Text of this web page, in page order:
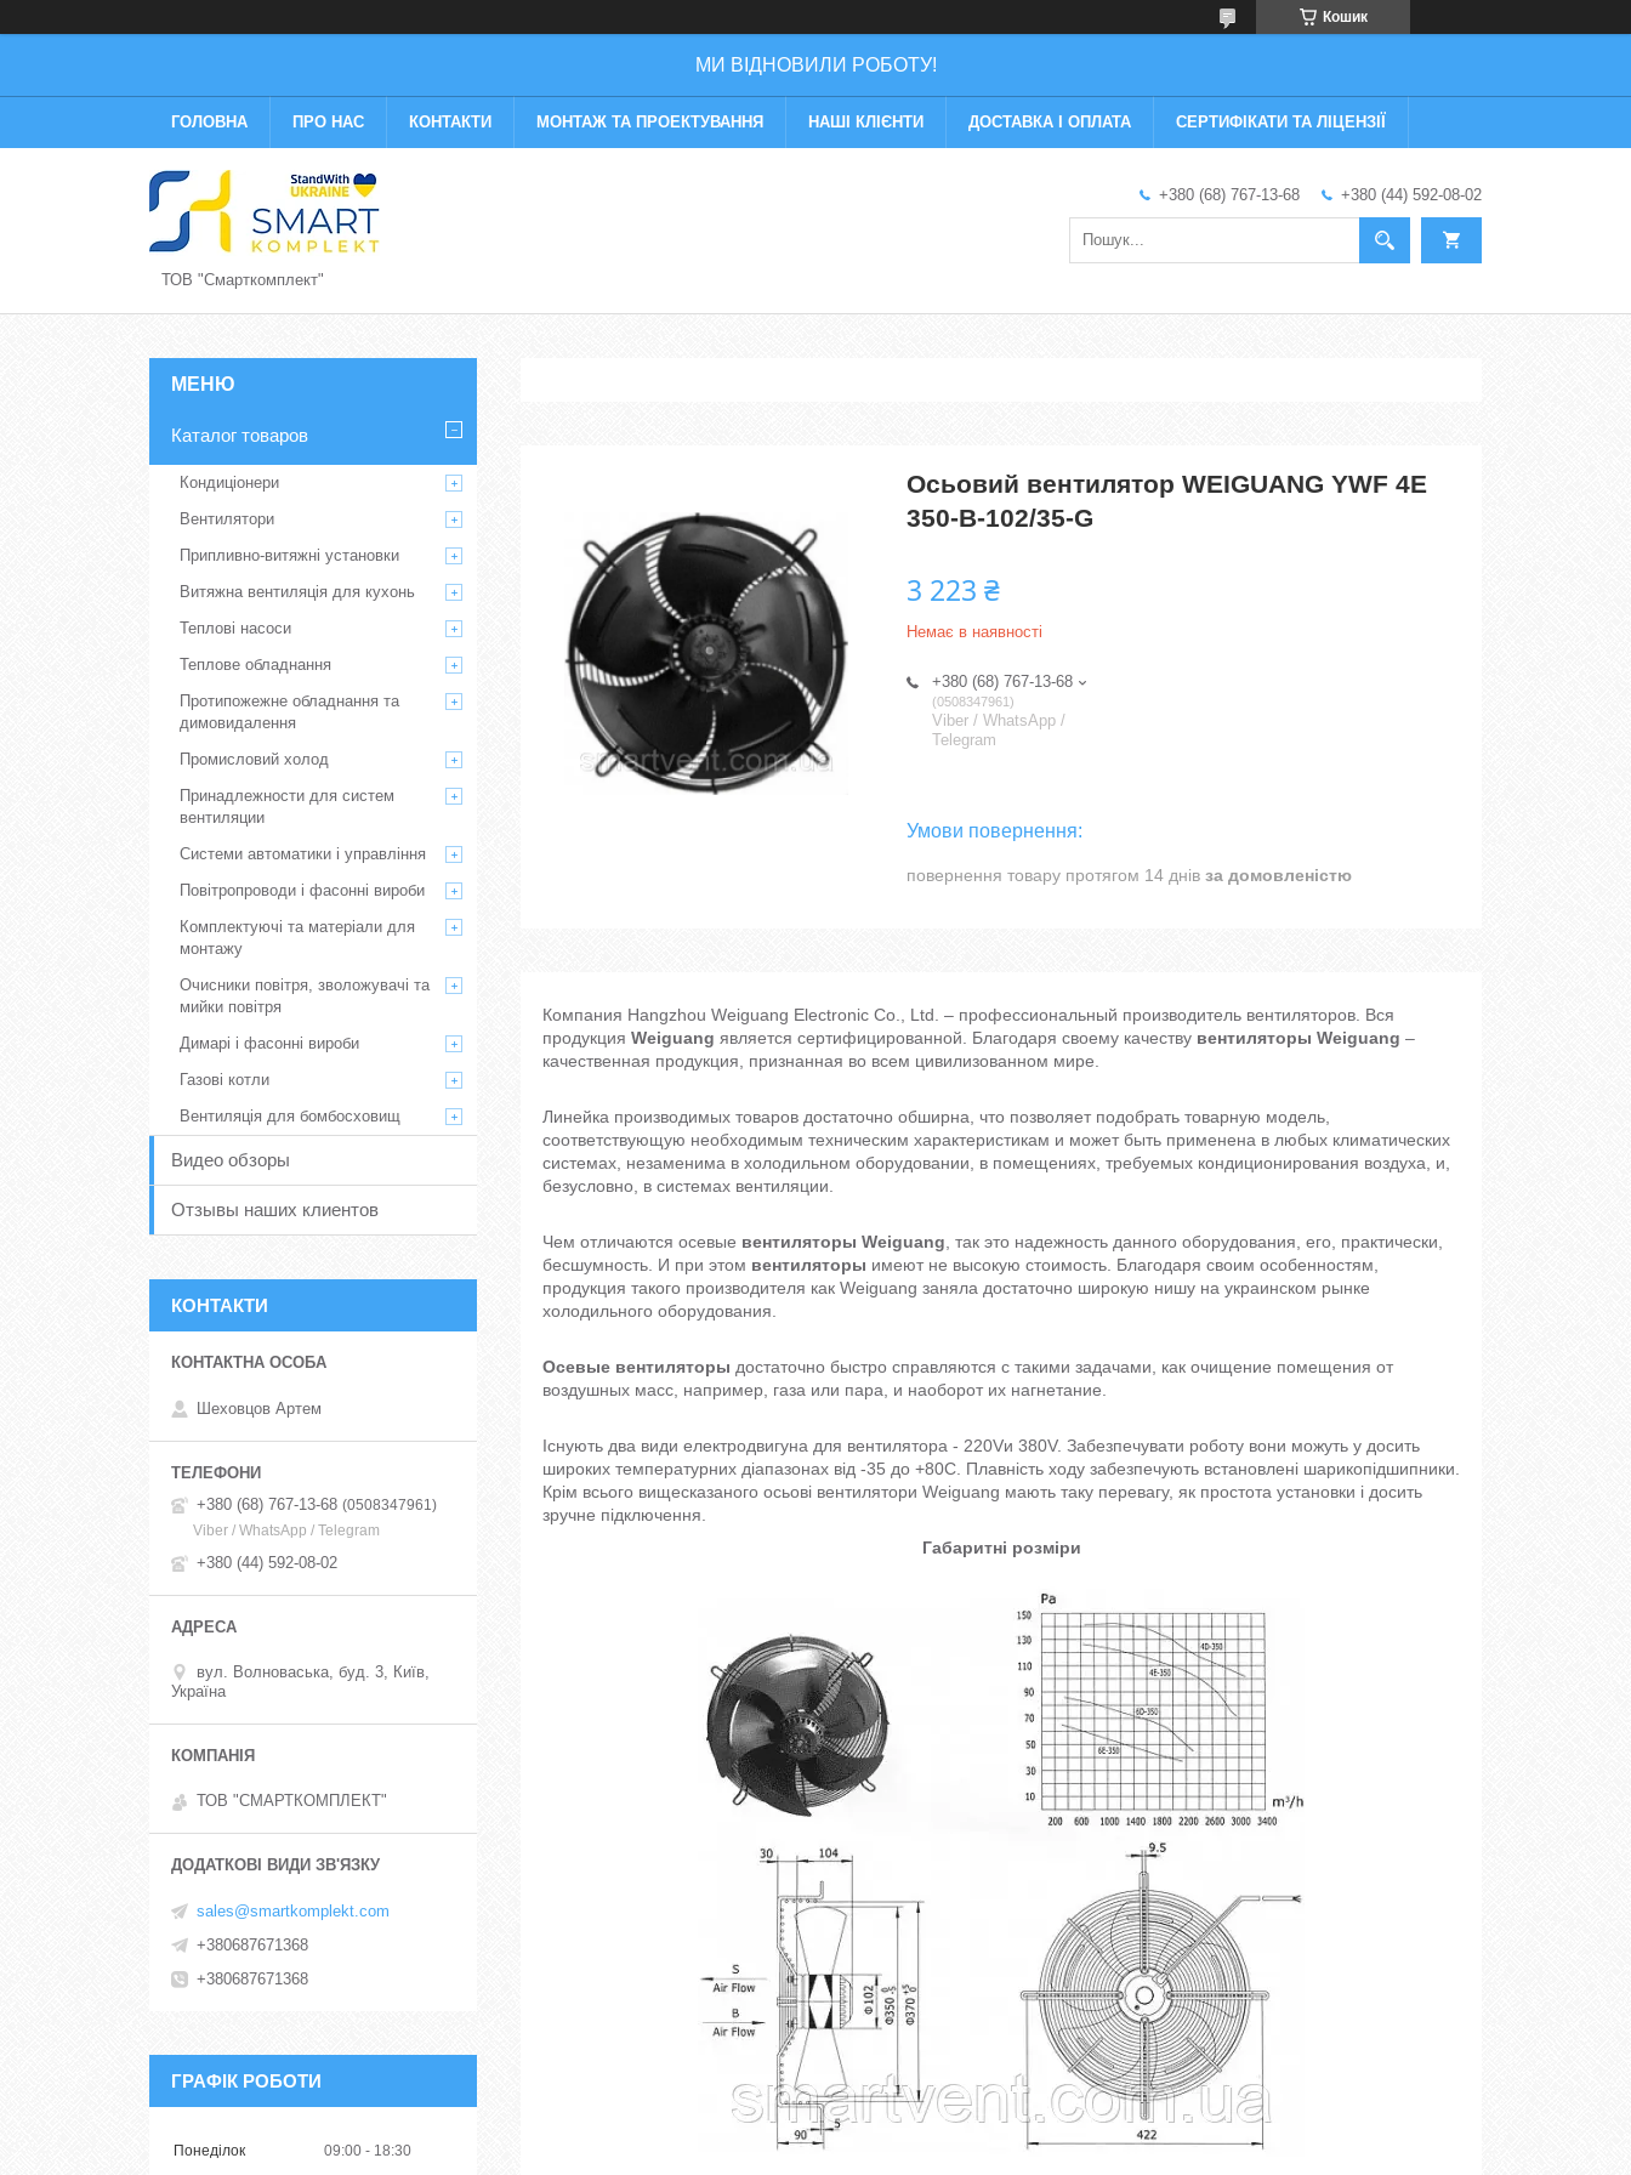
Кошик
МИ ВІДНОВИЛИ РОБОТУ!
ГОЛОВНА ПРО НАС КОНТАКТИ МОНТАЖ ТА ПРОЕКТУВАННЯ НАШІ КЛІЄНТИ ДОСТАВКА І ОПЛАТА СЕРТИФІКАТИ ТА ЛІЦЕНЗІЇ
ТОВ "Смарткомплект"
+380 (68) 767-13-68 +380 (44) 592-08-02
Осьовий вентилятор WEIGUANG YWF 4E
350-B-102/35-G
3 223 ₴
Немає в наявності
+380 (68) 767-13-68
0508347961
Viber / WhatsApp /
Telegram
повернення товару протягом 14 днів за домовленістю
Компания Hangzhou Weiguang Electronic Co., Ltd. – профессиональный производитель вентиляторов. Вся
продукция Weiguang является сертифицированной. Благодаря своему качеству вентиляторы Weiguang –
качественная продукция, признанная во всем цивилизованном мире.
Линейка производимых товаров достаточно обширна, что позволяет подобрать товарную модель,
соответствующую необходимым техническим характеристикам и может быть применена в любых климатических
системах, незаменима в холодильном оборудовании, в помещениях, требуемых кондиционирования воздуха, и,
безусловно, в системах вентиляции.
Чем отличаются осевые вентиляторы Weiguang , так это надежность данного оборудования, его, практически,
бесшумность. И при этом вентиляторы имеют не высокую стоимость. Благодаря своим особенностям,
продукция такого производителя как Weiguang заняла достаточно широкую нишу на украинском рынке
холодильного оборудования.
Осевые вентиляторы достаточно быстро справляются с такими задачами, как очищение помещения от
воздушных масс, например, газа или пара, и наоборот их нагнетание.
Існують два види електродвигуна для вентилятора - 220Vи 380V. Забезпечувати роботу вони можуть у досить
широких температурних діапазонах від -35 до +80С. Плавність ходу забезпечують встановлені шарикопідшипники.
Крім всього вищесказаного осьові вентилятори Weiguang мають таку перевагу, як простота установки і досить
зручне підключення.
Габаритні розміри
Каталог товаров
Кондиціонери
Вентилятори
Припливно-витяжні установки
Витяжна вентиляція для кухонь
Теплові насоси
Теплове обладнання
Протипожежне обладнання та
димовидалення
Промисловий холод
Принадлежности для систем
вентиляции
Системи автоматики і управління
Повітропроводи і фасонні вироби
Комплектуючі та матеріали для
монтажу
Очисники повітря, зволожувачі та
мийки повітря
Димарі і фасонні вироби
Газові котли
Вентиляція для бомбосховищ
Видео обзоры
Отзывы наших клиентов
КОНТАКТИ
Шеховцов Артем
+380 (68) 767-13-68 0508347961
Viber / WhatsApp / Telegram
+380 (44) 592-08-02
вул. Волноваська, буд. 3, Київ,
Україна
ТОВ "СМАРТКОМПЛЕКТ"
sales@smartkomplekt.com
+380687671368
+380687671368
ГРАФІК РОБОТИ
Понеділок 09:00 18:30